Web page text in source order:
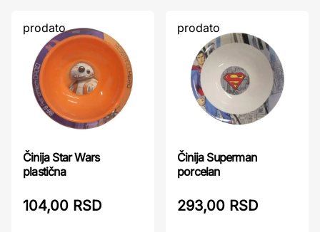
prodato
Činija Star Wars
plastična
104,00 RSD
prodato
Činija Superman
porcelan
293,00 RSD